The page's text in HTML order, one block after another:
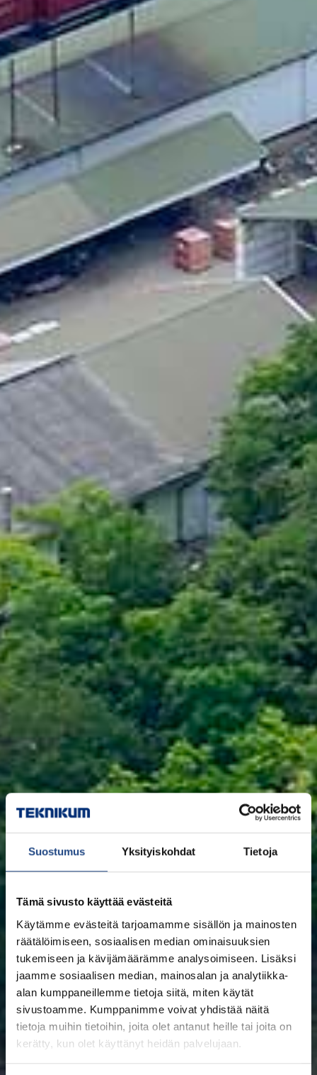
Suostumus Yksityiskohdat Tietoja
Tämä sivusto käyttää evästeitä
Käytämme evästeitä tarjoamamme sisällön ja mainosten
räätälöimiseen, sosiaalisen median ominaisuuksien
tukemiseen ja kävijämäärämme analysoimiseen. Lisäksi
jaamme sosiaalisen median, mainosalan ja analytiikka-
alan kumppaneillemme tietoja siitä, miten käytät
sivustoamme. Kumppanimme voivat yhdistää näitä
tietoja muihin tietoihin, joita olet antanut heille tai joita on
kerätty, kun olet käyttänyt heidän palvelujaan.